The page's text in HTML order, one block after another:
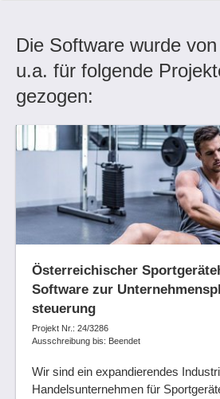
Die Software wurde
u.a. für folgende
gezogen:
Österreichischer
Software zur
steuerung
Projekt Nr.: 24/3286
Ausschreibung bis: Beendet
Wir sind ein expandierendes
Handelsunternehmen für